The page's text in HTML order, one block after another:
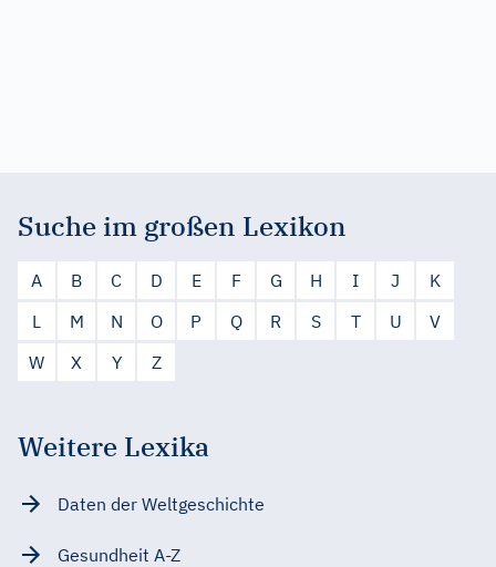
Suche im großen Lexikon
A B C D E F G H I J
K
L
M N O P Q R S T U
V
W
X Y Z
Weitere Lexika
Daten der Weltgeschichte
Gesundheit A-Z